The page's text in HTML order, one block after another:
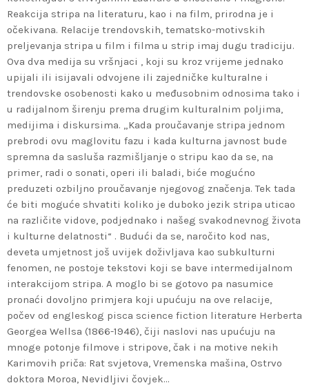
Reakcija stripa na literaturu, kao i na film, prirodna je i
očekivana. Relacije trendovskih, tematsko-motivskih
preljevanja stripa u film i filma u strip imaj dugu tradiciju.
Ova dva medija su vršnjaci , koji su kroz vrijeme jednako
upijali ili isijavali odvojene ili zajedničke kulturalne i
trendovske osobenosti kako u međusobnim odnosima tako i
u radijalnom širenju prema drugim kulturalnim poljima,
medijima i diskursima. „Kada proučavanje stripa jednom
prebrodi ovu maglovitu fazu i kada kulturna javnost bude
spremna da sasluša razmišljanje o stripu kao da se, na
primer, radi o sonati, operi ili baladi, biće mogućno
preduzeti ozbiljno proučavanje njegovog značenja. Tek tada
će biti moguće shvatiti koliko je duboko jezik stripa uticao
na različite vidove, podjednako i našeg svakodnevnog života
i kulturne delatnosti“ . Budući da se, naročito kod nas,
deveta umjetnost još uvijek doživljava kao subkulturni
fenomen, ne postoje tekstovi koji se bave intermedijalnom
interakcijom stripa. A moglo bi se gotovo pa nasumice
pronaći dovoljno primjera koji upućuju na ove relacije,
počev od engleskog pisca science fiction literature Herberta
Georgea Wellsa (1866-1946), čiji naslovi nas upućuju na
mnoge potonje filmove i stripove, čak i na motive nekih
Karimovih priča: Rat svjetova, Vremenska mašina, Ostrvo
doktora Moroa, Nevidljivi čovjek…